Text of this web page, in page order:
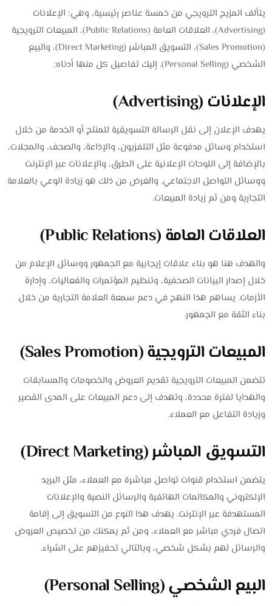
يتألف المزيج الترويجي من خمسة عناصر رئيسية، وهي: الإعلانات
(Advertising)، العلاقات العامة (Public Relations)، المبيعات الترويجية
(Sales Promotion)، التسويق المباشر (Direct Marketing)، والبيع
الشخصي (Personal Selling). إليك تفاصيل كل منها أدناه:
الإعلانات (Advertising)
يهدف الإعلان إلى نقل الرسالة التسويقية للمنتج أو الخدمة من خلال
استخدام وسائل مدفوعة مثل التلفزيون، والإذاعة، والصحف، والمجلات،
بالإضافة إلى اللوحات الإعلانية على الطرق، والإعلانات عبر الإنترنت
ووسائل التواصل الاجتماعي. والغرض من ذلك هو زيادة الوعي بالعلامة
التجارية ومن ثم زيادة المبيعات.
العلاقات العامة (Public Relations)
والهدف هنا هو بناء علاقات إيجابية مع الجمهور ووسائل الإعلام من
خلال إصدار البيانات الصحفية، وتنظيم المؤتمرات والفعاليات، وإدارة
الأزمات. يساهم هذا النهج في دعم سمعة العلامة التجارية من خلال
بناء الثقة مع الجمهور.
المبيعات الترويجية (Sales Promotion)
تتضمن المبيعات الترويجية تقديم العروض والخصومات والمسابقات
والهدايا لفترة محددة، وتهدف إلى دعم المبيعات على المدى القصير
وزيادة التفاعل مع العملاء.
التسويق المباشر (Direct Marketing)
يتضمن استخدام قنوات تواصل مباشرة مع العملاء، مثل البريد
الإلكتروني والمكالمات الهاتفية والرسائل النصية والإعلانات
المستهدفة عبر الإنترنت. يهدف هذا النوع من التسويق إلى إقامة
اتصال فردي مباشر مع العملاء، ومن ثم يمكنك من تخصيص العروض
والرسائل لهم بشكل شخصي، وبالتالي تحفيزهم على الشراء.
البيع الشخصي (Personal Selling)